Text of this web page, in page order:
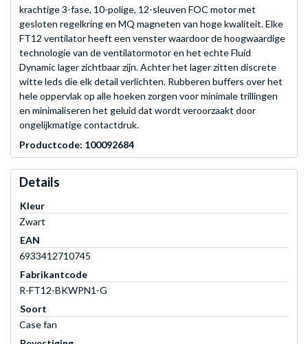
krachtige 3-fase, 10-polige, 12-sleuven FOC motor met
gesloten regelkring en MQ magneten van hoge kwaliteit. Elke
FT12 ventilator heeft een venster waardoor de hoogwaardige
technologie van de ventilatormotor en het echte Fluid
Dynamic lager zichtbaar zijn. Achter het lager zitten discrete
witte leds die elk detail verlichten. Rubberen buffers over het
hele oppervlak op alle hoeken zorgen voor minimale trillingen
en minimaliseren het geluid dat wordt veroorzaakt door
ongelijkmatige contactdruk.
Productcode: 100092684
Details
Kleur
Zwart
EAN
6933412710745
Fabrikantcode
R-FT12-BKWPN1-G
Soort
Case fan